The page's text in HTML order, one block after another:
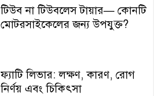
টিউব না টিউবলেস টায়ার— কোনটি
মোটরসাইকেলের জন্য উপযুক্ত?
ফ্যাটি লিভার: লক্ষণ, কারণ, রোগ
নির্ণয় এবং চিকিৎসা